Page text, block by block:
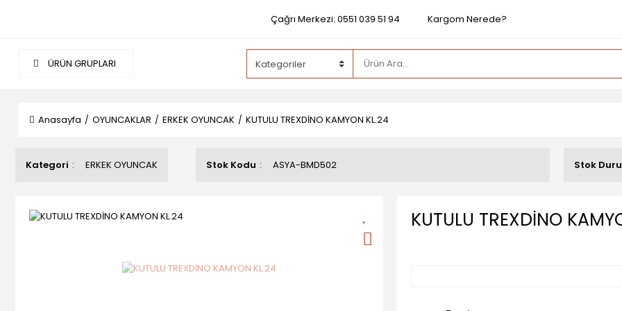
Çağrı Merkezi: 0551 039 51 94 Kargom Nerede?
ÜRÜN GRUPLARI
Anasayfa OYUNCAKLAR ERKEK OYUNCAK KUTULU TREXDİNO KAMYON KL.24
Kategori ERKEK OYUNCAK Stok Kodu ASYA-BMD502 Stok
KUTULU TREXDİNO